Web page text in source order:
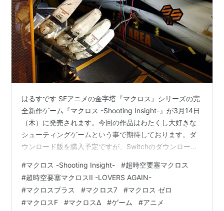
はるすです SFアニメの金字塔『マクロス』シリーズの完
全新作ゲーム『マクロス -Shooting Insight-』が3月14日
（木）に発売されます。今回の作品はわたくし大好きな
シューティングゲームという事で期待しております。ダ
ウンロード版を購入予定ですが、Switchのダウンロード
追加ダウンロードコンテンツなんですね。パッケージ版
は追加DLCも全部入ってるそうです。店舗特典も多種あ
りマクロスファンとしては気になります。マクロスのバ
ルキリーといえば、東京スカイツリーにある千葉工業大
#マクロス -Shooting Insight- #超時空要塞マクロス
#超時空要塞マクロスII -LOVERS AGAIN-
#マクロスプラス #マクロス7 #マクロス ゼロ
#マクロスF #マクロスΔ #ゲーム #アニメ